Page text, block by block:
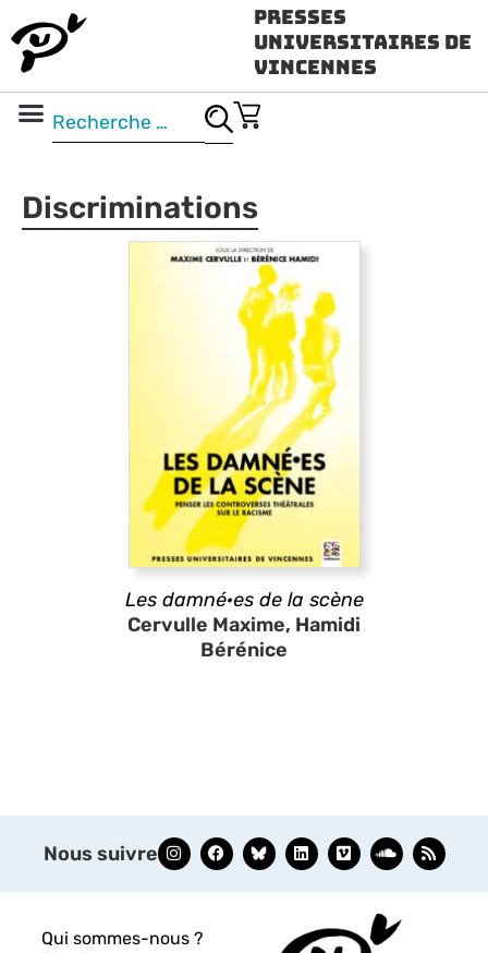
Presses
Universitaires de
Vincennes
Discriminations
Les damné·es de la scène
Cervulle Maxime, Hamidi
Bérénice
Nous suivre
Qui sommes-nous ?